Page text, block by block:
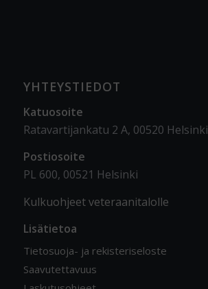
YHTEYSTIEDOT
Katuosoite
Ratavartijankatu 2 A, 00520 Helsinki
Postiosoite
PL 600, 00521 Helsinki
Kulkuohjeet veteraanitalolle
Lisätietoa
Tietosuoja- ja rekisteriseloste
Saavutettavuus